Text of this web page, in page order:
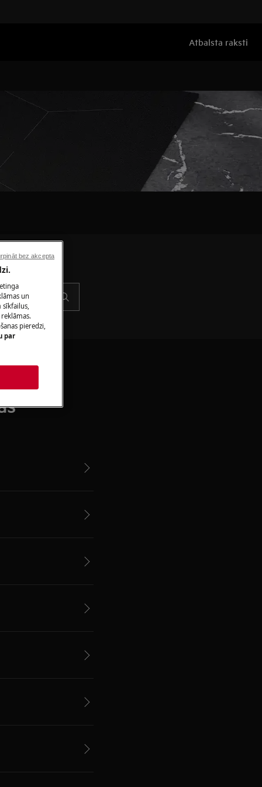
Atbalsta raksti
un
sīkfailus,
pieredzi,
par
bez akcepta